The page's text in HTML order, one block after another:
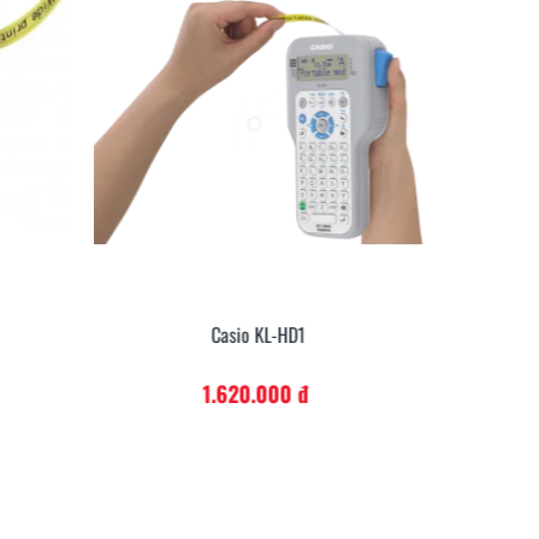
Casio KL-G2
4.860.000 đ